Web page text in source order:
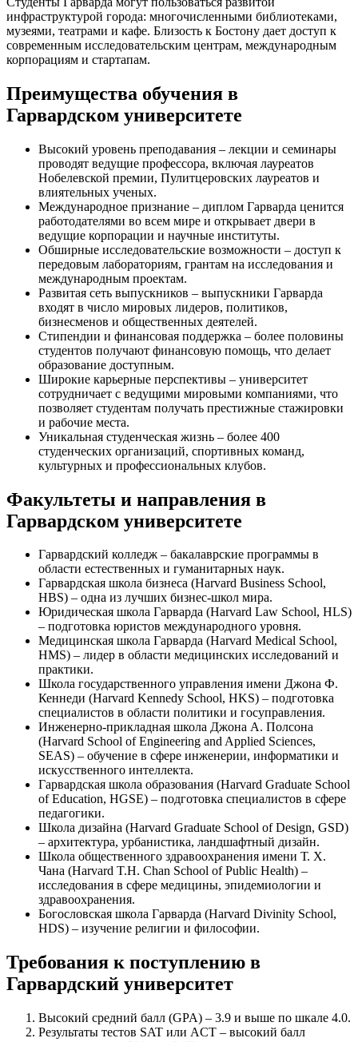
инфраструктурой города: многочисленными библиотеками,
музеями, театрами и кафе. Близость к Бостону дает доступ к
современным исследовательским центрам, международным
корпорациям и стартапам.
Преимущества обучения в
Гарвардском университете
Высокий уровень преподавания – лекции и семинары
проводят ведущие профессора, включая лауреатов
Нобелевской премии, Пулитцеровских лауреатов и
влиятельных ученых.
Международное признание – диплом Гарварда ценится
работодателями во всем мире и открывает двери в
ведущие корпорации и научные институты.
Обширные исследовательские возможности – доступ к
передовым лабораториям, грантам на исследования и
международным проектам.
Развитая сеть выпускников – выпускники Гарварда
входят в число мировых лидеров, политиков,
бизнесменов и общественных деятелей.
Стипендии и финансовая поддержка – более половины
студентов получают финансовую помощь, что делает
образование доступным.
Широкие карьерные перспективы – университет
сотрудничает с ведущими мировыми компаниями, что
позволяет студентам получать престижные стажировки
и рабочие места.
Уникальная студенческая жизнь – более 400
студенческих организаций, спортивных команд,
культурных и профессиональных клубов.
Факультеты и направления в
Гарвардском университете
Гарвардский колледж – бакалаврские программы в
области естественных и гуманитарных наук.
Гарвардская школа бизнеса (Harvard Business School,
HBS) – одна из лучших бизнес-школ мира.
Юридическая школа Гарварда (Harvard Law School, HLS)
– подготовка юристов международного уровня.
Медицинская школа Гарварда (Harvard Medical School,
HMS) – лидер в области медицинских исследований и
практики.
Школа государственного управления имени Джона Ф.
Кеннеди (Harvard Kennedy School, HKS) – подготовка
специалистов в области политики и госуправления.
Инженерно-прикладная школа Джона А. Полсона
(Harvard School of Engineering and Applied Sciences,
SEAS) – обучение в сфере инженерии, информатики и
искусственного интеллекта.
Гарвардская школа образования (Harvard Graduate School
of Education, HGSE) – подготовка специалистов в сфере
педагогики.
Школа дизайна (Harvard Graduate School of Design, GSD)
– архитектура, урбанистика, ландшафтный дизайн.
Школа общественного здравоохранения имени Т. Х.
Чана (Harvard T.H. Chan School of Public Health) –
исследования в сфере медицины, эпидемиологии и
здравоохранения.
Богословская школа Гарварда (Harvard Divinity School,
HDS) – изучение религии и философии.
Требования к поступлению в
Гарвардский университет
Высокий средний балл (GPA) – 3.9 и выше по шкале 4.0.
Результаты тестов SAT или ACT – высокий балл